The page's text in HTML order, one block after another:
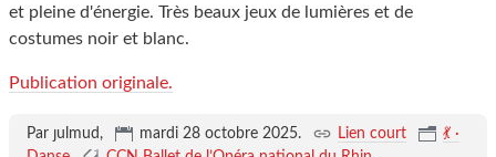
et pleine d'énergie. Très beaux jeux de lumières et de
costumes noir et blanc.
Publication originale.
Par ȷulmud, mardi 28 octobre 2025. Lien court
💃 ·